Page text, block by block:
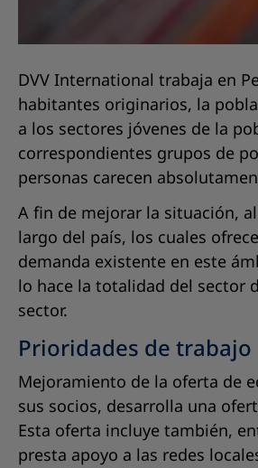
DVV International trabaja en
habitantes originarios, la
a los sectores jóvenes de la
correspondientes grupos de
personas carecen
A fin de mejorar la situación,
largo del país, los cuales
demanda existente en este
lo hace la totalidad del sector
sector.
Prioridades de trabajo
Mejoramiento de la oferta de
sus socios, desarrolla una
Esta oferta incluye también,
presta apoyo a las redes